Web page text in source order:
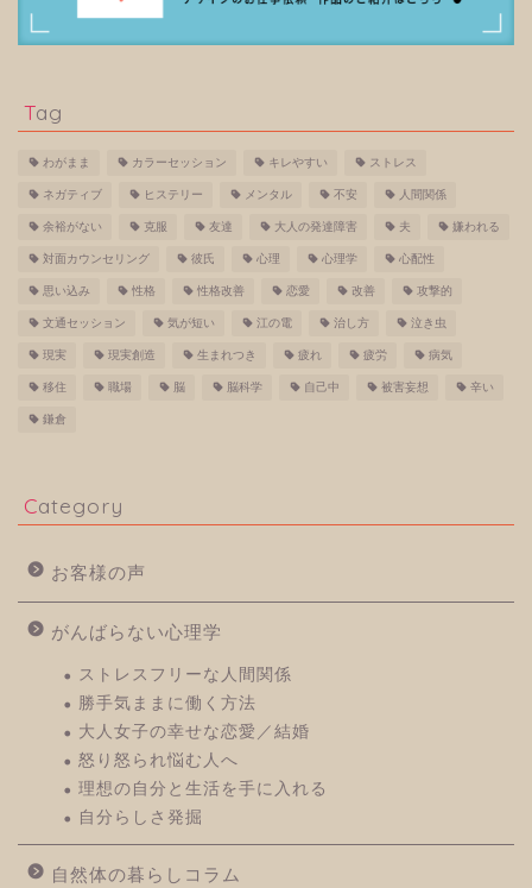
Tag
わがまま カラーセッション キレやすい ストレス
ネガティブ ヒステリー メンタル 不安 人間関係
余裕がない 克服 友達 大人の発達障害 夫 嫌われる
対面カウンセリング 彼氏 心理 心理学 心配性
思い込み 性格 性格改善 恋愛 改善 攻撃的
文通セッション 気が短い 江の電 治し方 泣き虫
現実 現実創造 生まれつき 疲れ 疲労 病気
移住 職場 脳 脳科学 自己中 被害妄想 辛い
鎌倉
Category
お客様の声
がんばらない心理学
ストレスフリーな人間関係
勝手気ままに働く方法
大人女子の幸せな恋愛／結婚
怒り怒られ悩む人へ
理想の自分と生活を手に入れる
自分らしさ発掘
自然体の暮らしコラム